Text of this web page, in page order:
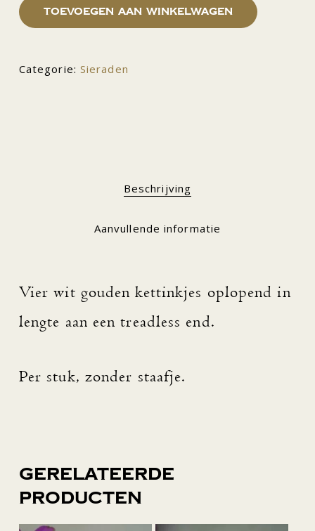
Toevoegen aan winkelwagen
Categorie: Sieraden
Beschrijving
Aanvullende informatie
Vier wit gouden kettinkjes oplopend in
lengte aan een treadless end.
Per stuk, zonder staafje.
Gerelateerde
producten